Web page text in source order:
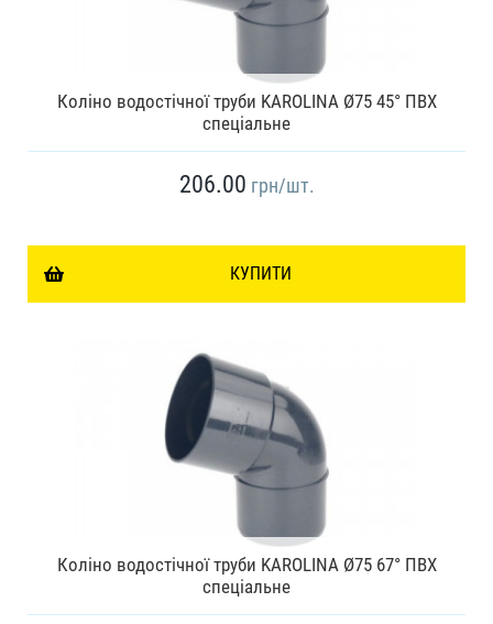
Коліно водостічної труби KAROLINA Ø75 45° ПВХ
спеціальне
206.00 грн/шт.
КУПИТИ
Коліно водостічної труби KAROLINA Ø75 67° ПВХ
спеціальне